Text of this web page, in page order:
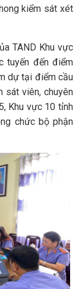
kiểm sát xét
TAND Khu vực
tuyến đến điểm
dự tại điểm cầu
sát viên, chuyên
Khu vực 10 tỉnh
chức bộ phận